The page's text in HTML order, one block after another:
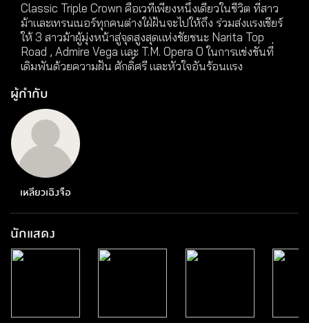
Classic Triple Crown คือเวทีเพียงหนึ่งเดียวในชีวิต ที่สาว
ม้าและเทรนเนอร์ทุกคนต่างใฝ่ฝันจะไปให้ถึง ร่วมส่งแรงเชียร์
ให้ 3 สาวม้าผู้มุ่งหน้าสู่จุดสูงสุดแห่งชัยชนะ Narita Top
Road , Admire Vega และ T.M. Opera O ในการแข่งขันที่
เดิมพันด้วยความฝัน ศักดิ์ศรี และหัวใจอันร้อนแรง
ผู้กำกับ
เหลียวเฉิงจือ
นักแสดง